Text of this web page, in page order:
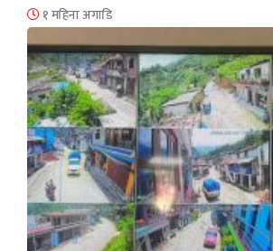
१ महिना अगाडि